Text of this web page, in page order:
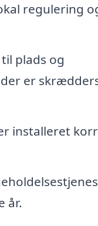
regulering
plads og
er
installeret
år.